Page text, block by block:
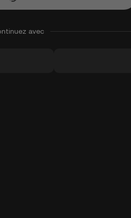
avec